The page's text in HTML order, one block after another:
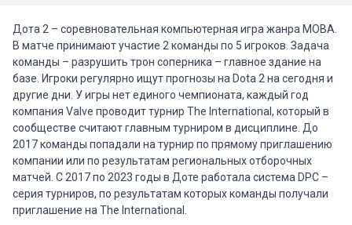
Другие матчи Dota 2
Прогноз на матч No Hoodwink – Zero
Tenacity
В этой встрече мой выбор падет на вариант с П2. Как по мне
лучший выбор в этой встрече – это именно победа Zero.
Опять же, команда из Западной Европы идет фаворитом всей
групповой стадии. Да, тут есть риск, что Zero Tenacity выиграв
карту уже бросит играть, но как по мне и No Hoodwink
проиграв карту может бросить играть, так что выбор именно
П2, кто сильнее.
Дота 2 – соревновательная компьютерная игра жанра MOBA.
В матче принимают участие 2 команды по 5 игроков. Задача
команды – разрушить трон соперника – главное здание на
базе. Игроки регулярно ищут прогнозы на Dota 2 на сегодня и
другие дни. У игры нет единого чемпионата, каждый год
компания Valve проводит турнир The International, который в
сообществе считают главным турниром в дисциплине. До
2017 команды попадали на турнир по прямому приглашению
компании или по результатам региональных отборочных
матчей. С 2017 по 2023 годы в Доте работала система DPC –
серия турниров, по результатам которых команды получали
приглашение на The International.